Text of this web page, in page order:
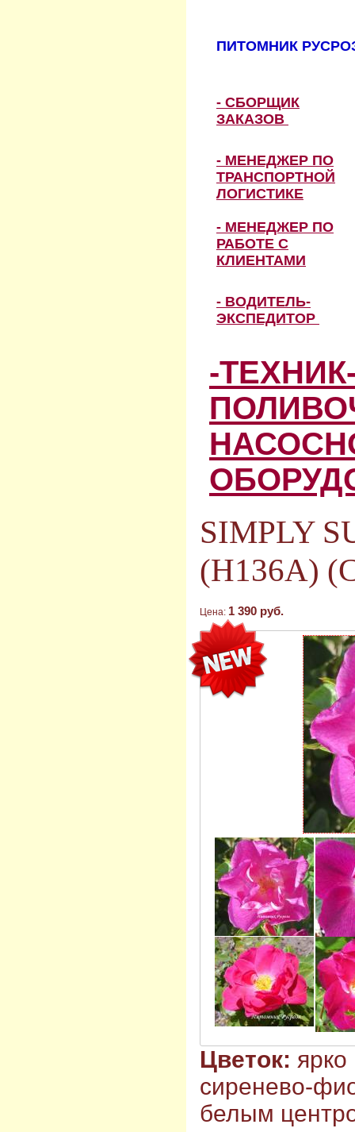
ПИТОМНИК
- СБОРЩИК
ЗАКАЗОВ
- МЕНЕДЖЕР ПО
ТРАНСПОРТНОЙ
ЛОГИСТИКЕ
- МЕНЕДЖЕР ПО
РАБОТЕ С
КЛИЕНТАМИ
- ВОДИТЕЛЬ-
ЭКСПЕДИТОР
-
SIMPLY
(H136A)
Цена: 1 390 руб.
Цветок:
сиренево-
белым